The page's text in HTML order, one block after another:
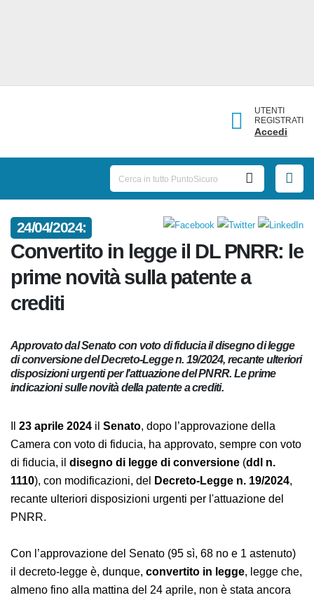
UTENTI
REGISTRATI
Accedi
24/04/2024:
Convertito in legge il DL PNRR:
le prime novità sulla patente a
crediti
Approvato dal Senato con voto di fiducia il disegno di legge
di conversione del Decreto-Legge n. 19/2024, recante
ulteriori disposizioni urgenti per l'attuazione del PNRR. Le
prime indicazioni sulle novità della patente a crediti.
Il 23 aprile 2024 ilSenato , dopo l’approvazione della
Camera con voto di fiducia, ha approvato, sempre con
voto di fiducia, ildisegno di legge di conversione(
n. 1110), con modificazioni, delDecreto-Legge n.
19/2024, recante ulteriori disposizioni urgenti per
l'attuazione del PNRR.
Con l’approvazione del Senato (95 sì, 68 no e 1
astenuto) il decreto-legge è, dunque,convertito in
legge, legge che, almeno fino alla mattina del 24 aprile,